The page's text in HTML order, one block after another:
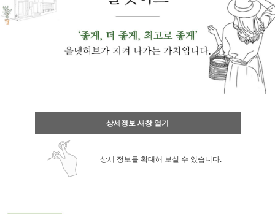
상세정보 새창 열기
상세 정보를 확대해 보실 수 있습니다.